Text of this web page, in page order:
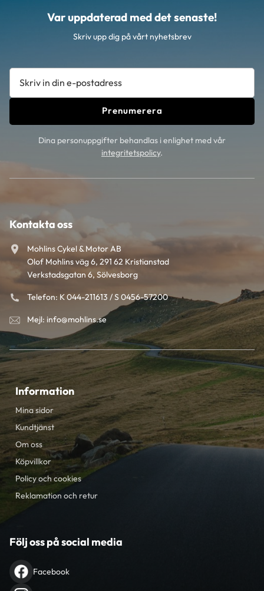
Var uppdaterad med det senaste!
Skriv upp dig på vårt nyhetsbrev
Prenumerera
Dina personuppgifter behandlas i enlighet med vår
integritetspolicy.
Kontakta oss
Mohlins Cykel & Motor AB
Olof Mohlins väg 6, 291 62 Kristianstad
Verkstadsgatan 6, Sölvesborg
Telefon: K 044-211613 / S 0456-57200
Mejl: info@mohlins.se
Information
Mina sidor
Kundtjänst
Om oss
Köpvillkor
Policy och cookies
Reklamation och retur
Följ oss på social media
Facebook